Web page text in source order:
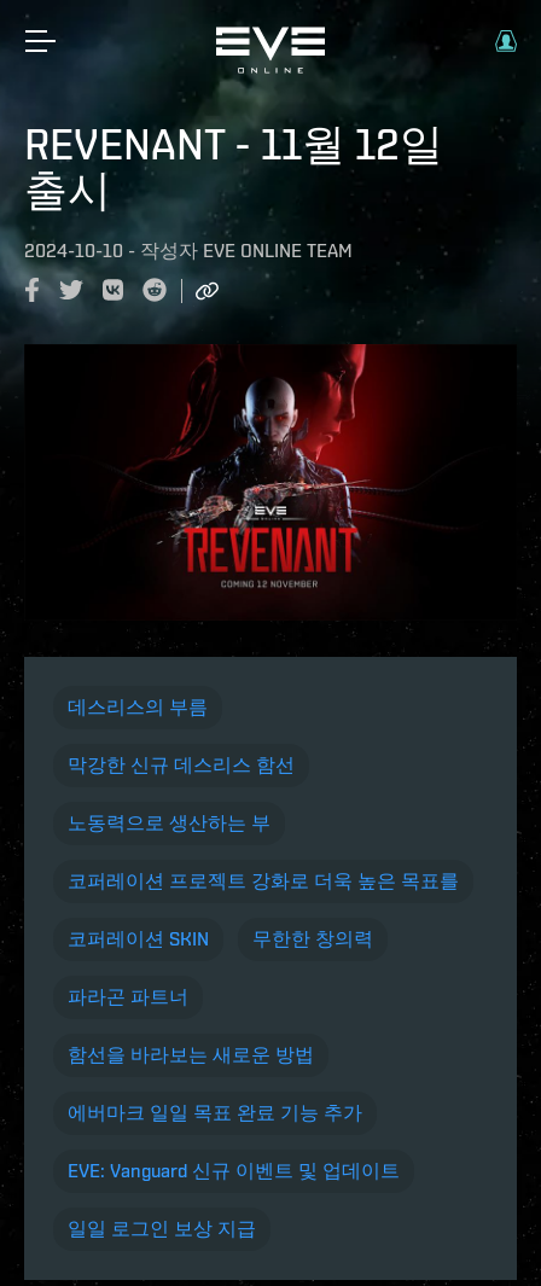
REVENANT - 11월 12일
출시
2024-10-10 - 작성자 EVE ONLINE TEAM
데스리스의 부름
막강한 신규 데스리스 함선
노동력으로 생산하는 부
코퍼레이션 프로젝트 강화로 더욱 높은 목표를
코퍼레이션 SKIN 무한한 창의력
파라곤 파트너
함선을 바라보는 새로운 방법
에버마크 일일 목표 완료 기능 추가
EVE: Vanguard 신규 이벤트 및 업데이트
일일 로그인 보상 지급